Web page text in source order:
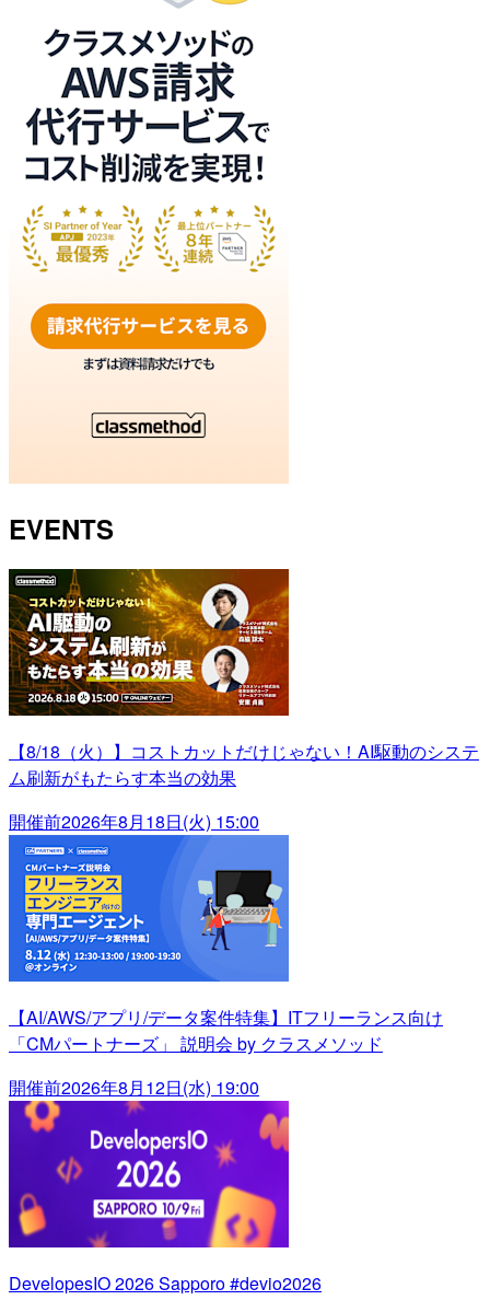
EVENTS
【8/18（火）】コストカットだけじゃない！AI駆動のシステ
ム刷新がもたらす本当の効果
開催前2026年8月18日(火) 15:00
【AI/AWS/アプリ/データ案件特集】ITフリーランス向け
「CMパートナーズ」 説明会 by クラスメソッド
開催前2026年8月12日(水) 19:00
DevelopesIO 2026 Sapporo #devio2026